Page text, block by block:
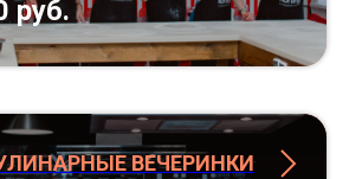
руб.
ВЕЧЕРИНКИ